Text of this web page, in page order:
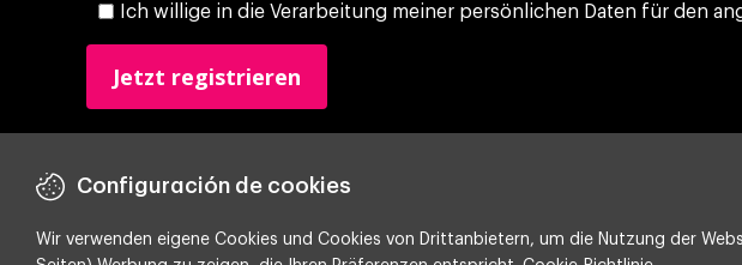
Ich willige in die Verarbeitung meiner persönlichen Daten für den
Configuración de cookies
Wir verwenden eigene Cookies und Cookies von Drittanbietern, um die Nutzung der